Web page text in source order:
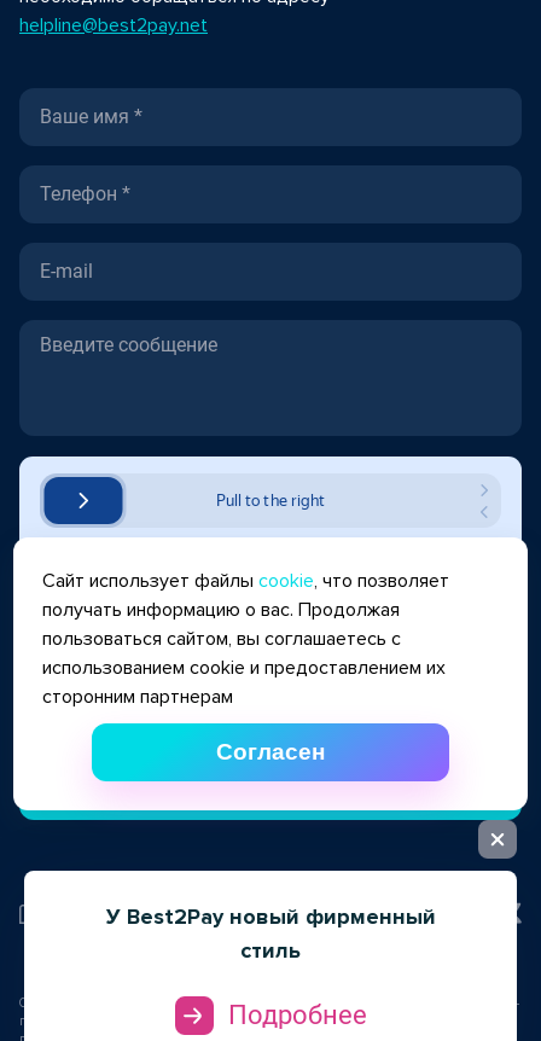
helpline@best2pay.net
Соглашаюсь сусловиями использования персональных данных
комиссий, определяется для каждого клиента в индивидуальном порядке по
результатам рассмотрения заявки клиента
Отправить
Пользовательское соглашение
Обладает исключительным правом на программы для ЭВМ "Система интернет-
платежей Best2pay", "B2P: Back-office", базу данных "B2P: Back-office".
Сайт использует файлыcookie, что позволяет
получать информацию о вас. Продолжая
пользоваться сайтом, вы соглашаетесь с
использованием cookie и предоставлением их
сторонним партнерам
Согласен
У Best2Pay новый фирменный
стиль
Подробнее